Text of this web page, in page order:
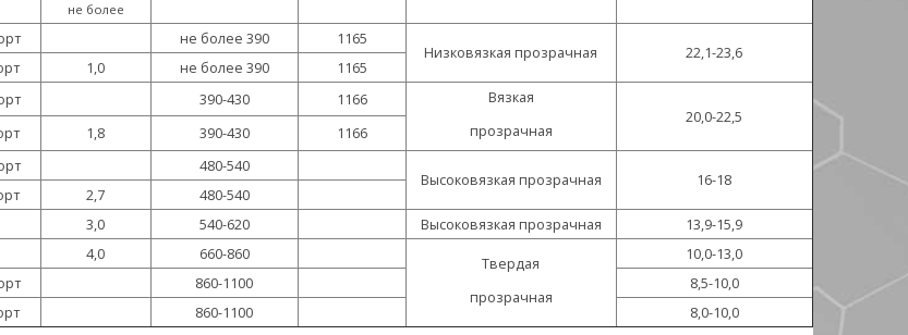
не более
не более 390 1165
Низковязкая прозрачная
22,1-23,6
1,0 не более 390 1165
390-430 1166
Вязкая
прозрачная
20,0-22,5
1,8 390-430 1166
480-540
Высоковязкая прозрачная
16-18
2,7
480-540
3,0 540-620 Высоковязкая прозрачная
13,9-15,9
4,0 660-860
Твердая
прозрачная
10,0-13,0
860-1100
8,5-10,0
860-1100 8,0-10,0